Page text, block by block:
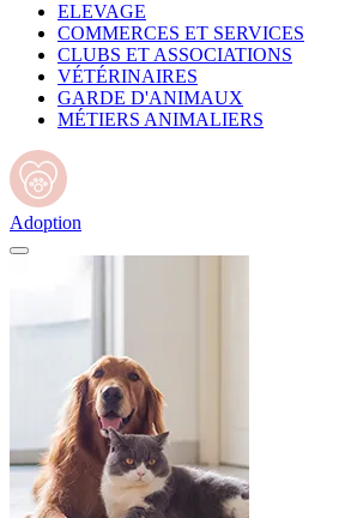
ELEVAGE
COMMERCES ET SERVICES
CLUBS ET ASSOCIATIONS
VÉTÉRINAIRES
GARDE D'ANIMAUX
MÉTIERS ANIMALIERS
Adoption